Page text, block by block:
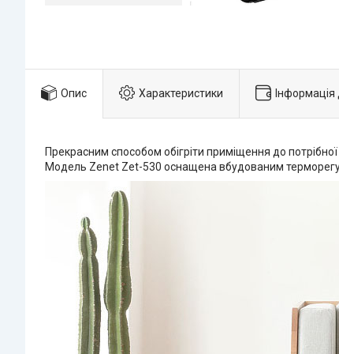
Опис Характеристики
Прекрасним способом обігріти приміщення до
Модель Zenet Zet-530 оснащена вбудованим